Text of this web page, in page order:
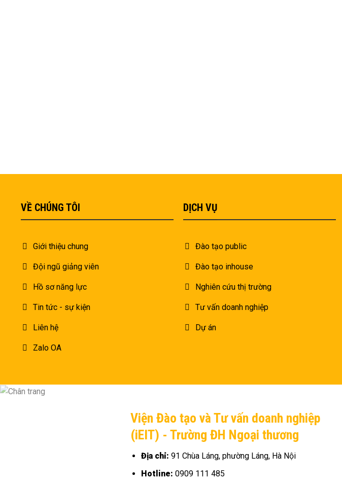
VỀ CHÚNG TÔI
Giới thiệu chung
Đội ngũ giảng viên
Hồ sơ năng lực
Tin tức - sự kiện
Liên hệ
Zalo OA
DỊCH VỤ
Đào tạo public
Đào tạo inhouse
Nghiên cứu thị trường
Tư vấn doanh nghiệp
Dự án
Viện Đào tạo và Tư vấn doanh nghiệp
(iEIT) - Trường ĐH Ngoại thương
Địa chỉ: 91 Chùa Láng, phường Láng, Hà Nội
Hotline: 0909 111 485